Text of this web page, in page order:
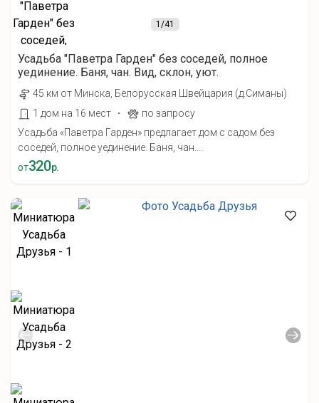
1/41
Усадьба "Паветра Гарден" без соседей, полное
уединение. Баня, чан. Вид, склон, уют.
45 км от Минска, Белорусская Швейцария (д.Симаны)
1 дом на 16 мест
·
по запросу
Усадьба «Паветра Гарден» предлагает дом с садом без
соседей, полное уединение. Баня, чан....
от320р.